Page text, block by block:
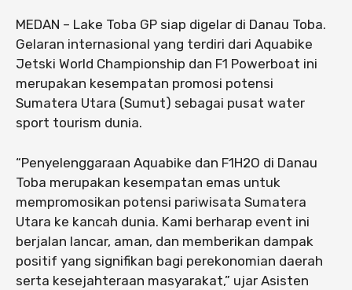
MEDAN – Lake Toba GP siap digelar di Danau Toba.
Gelaran internasional yang terdiri dari Aquabike
Jetski World Championship dan F1 Powerboat ini
merupakan kesempatan promosi potensi
Sumatera Utara (Sumut) sebagai pusat water
sport tourism dunia.
“Penyelenggaraan Aquabike dan F1H2O di Danau
Toba merupakan kesempatan emas untuk
mempromosikan potensi pariwisata Sumatera
Utara ke kancah dunia. Kami berharap event ini
berjalan lancar, aman, dan memberikan dampak
positif yang signifikan bagi perekonomian daerah
serta kesejahteraan masyarakat,” ujar Asisten